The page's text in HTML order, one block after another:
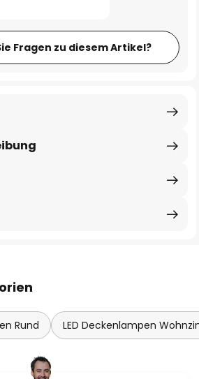
Fragen zu diesem Artikel?
Rund LED Deckenlampen